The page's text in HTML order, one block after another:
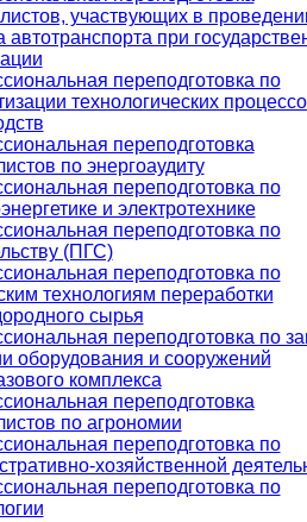
участвующих в
автотранспорта при
переподготовка по
технологических
переподготовка
по энергоаудиту
переподготовка по
и электротехнике
переподготовка по
(ПГС)
переподготовка по
технологиям переработки
сырья
переподготовка по
оборудования и сооружений
комплекса
переподготовка
по агрономии
переподготовка по
хозяйственной
переподготовка по